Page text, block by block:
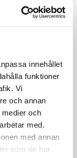
innehållet
funktioner
Vi
och annan
och
med.
med annan
som de har
/